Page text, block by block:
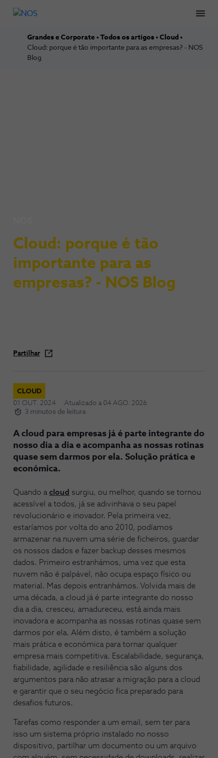
Grandes e Corporate Todos os artigos
Cloud
Cloud: porque é tão importante para as empresas? - NOS
Blog
Cloud: porque é tão
importante para as
empresas? - NOS Blog
Partilhar
CLOUD
01 OUT. 2024
Atualizado a 04 AGO. 2026
3 minutos de leitura
A cloud para empresas já é parte integrante do
nosso dia a dia e acompanha as nossas rotinas
quase sem darmos por ela. Solução prática e
económica.
Quando a cloud surgiu, ou melhor, quando se tornou
acessível a todos, já se adivinhava o seu papel
revolucionário e inovador. Pela primeira vez,
estaríamos por volta do ano 2010, podíamos
armazenar na nuvem uma série de ficheiros, guardar
os nossos dados e fazer backup desses mesmos
dados. Primeiro estranhámos, uma vez que esta
nuvem não é palpável, não ocupa espaço físico ou
material. Mas depois entranhámos. Volvida mais de
uma década, a cloud já é parte integrante do nosso
dia a dia, cresceu, amadureceu, está ainda mais
inovadora e acompanha as nossas rotinas quase sem
darmos por ela. Além disto, é também a solução
mais prática e económica para tornar qualquer
empresa mais competitiva. Escalabilidade, segurança,
fiabilidade, agilidade e resiliência são alguns dos
argumentos para não atrasar a migração para a cloud
e garantir que o seu negócio fica preparado para
desafios futuros.
Tarefas como responder a um email, sem ter para
isso um sistema próprio instalado no nosso
dispositivo, partilhar um documento ou um arquivo